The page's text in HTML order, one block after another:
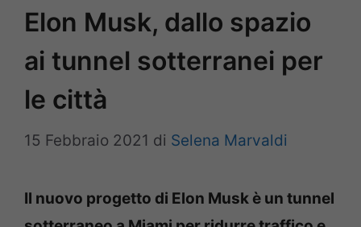
Elon Musk, dallo spazio
ai tunnel sotterranei per
le città
15 Febbraio 2021 di Selena Marvaldi
Il nuovo progetto di Elon Musk è un tunnel